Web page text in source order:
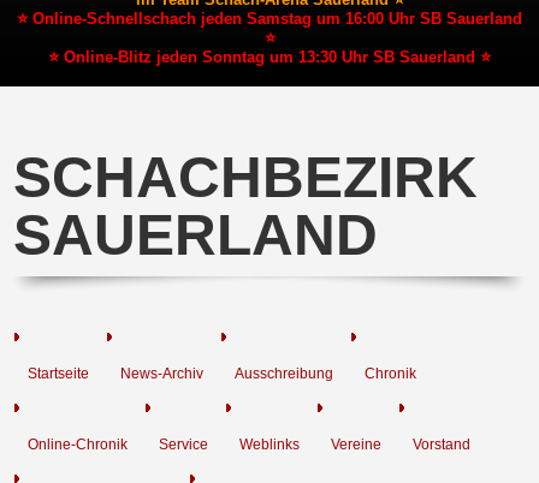
⭐ Online-Schnellschach jeden Samstag um 16:00 Uhr SB Sauerland
⭐
⭐ Online-Blitz jeden Sonntag um 13:30 Uhr SB Sauerland ⭐
SCHACHBEZIRK
SAUERLAND
Startseite News-Archiv Ausschreibung Chronik
Online-Chronik Service Weblinks Vereine Vorstand